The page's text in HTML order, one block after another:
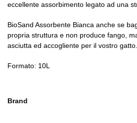
eccellente assorbimento legato ad una
BioSand Assorbente Bianca anche se
propria struttura e non produce fango,
asciutta ed accogliente per il vostro gatto.
Formato: 10L
Brand